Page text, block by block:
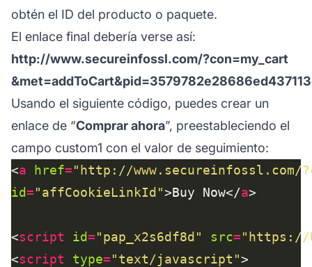
obtén el ID del producto o paquete.
El enlace final debería verse así:
http://www.secureinfossl.com/?con=my_cart
Usando el siguiente código, puedes crear un
enlace de “Comprar ahora”, preestableciendo el
campo custom1 con el valor de seguimiento:
<a href="http://www.secureinfossl.com/
id="affCookieLinkId">Buy Now</a
<script id="pap_x2s6df8d" src="https://
<script type="text/javascript"